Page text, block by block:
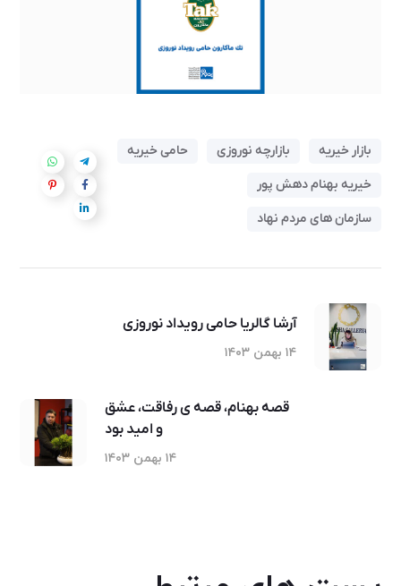
بازار خیریه بازارچه نوروزی
حامی خیریه
خیریه بهنام دهش پور
سازمان های مردم نهاد
آرشا گالریا حامی رویداد نوروزی
۱۴ بهمن ۱۴۰۳
قصه بهنام، قصه ی رفاقت، عشق
و امید بود
۱۴ بهمن ۱۴۰۳